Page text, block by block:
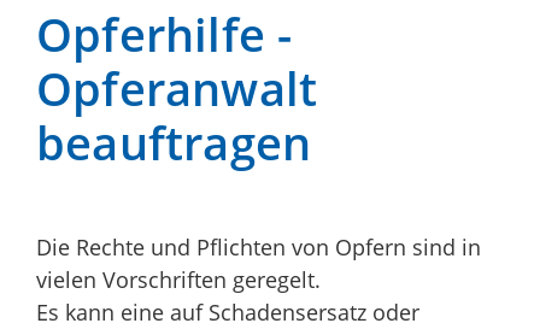
Opferhilfe -
Opferanwalt
beauftragen
Die Rechte und Pflichten von Opfern sind in
vielen Vorschriften geregelt.
Es kann eine auf Schadensersatz oder